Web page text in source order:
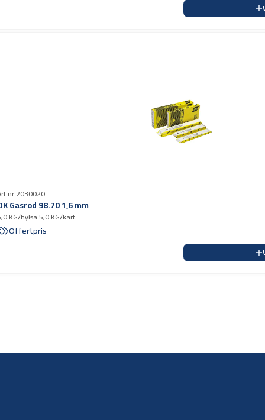
2030020
OK Gasrod 98.70 1,6 mm
KG/hylsa 5,0 KG/kart
Offertpris